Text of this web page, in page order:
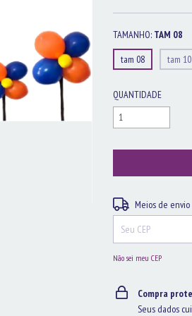
TAMANHO: TAM 08
tam 08
tam 10
QUANTIDADE
Entregas para o CEP:
Meios de envio
Não sei meu CEP
Compra
Seus dados